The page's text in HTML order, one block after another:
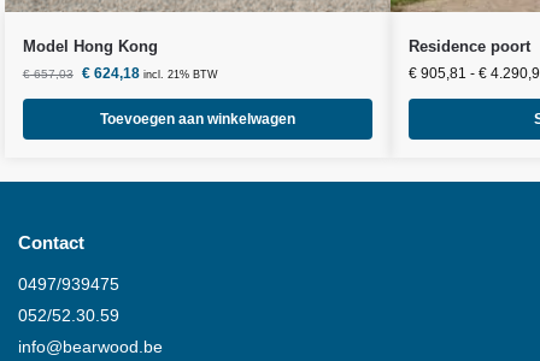
Model Hong Kong
€657,03 €624,18 incl. 21% BTW
Toevoegen aan winkelwagen
Residence poort
€905,81 - €
Contact
0497/939475
052/52.30.59
info@bearwood .be